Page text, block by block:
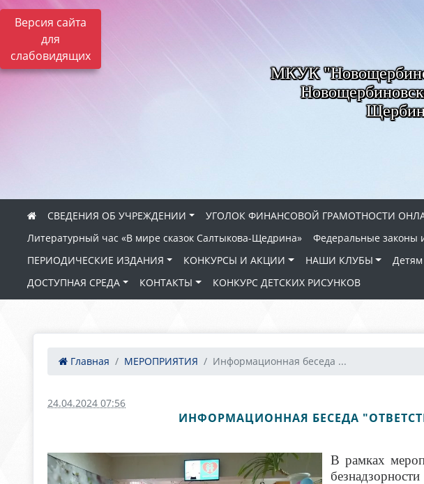
Версия сайта
для
слабовидящих
МКУК
СВЕДЕНИЯ ОБ УЧРЕЖДЕНИИ УГОЛОК ФИНАНСОВОЙ ГРАМОТНОСТИ
Литературный час «В мире сказок Салтыкова-Щедрина»
Федеральные законы
ПЕРИОДИЧЕСКИЕ ИЗДАНИЯ
КОНКУРСЫ И АКЦИИ НАШИ КЛУБЫ Детям
ДОСТУПНАЯ СРЕДА
КОНТАКТЫ КОНКУРС ДЕТСКИХ РИСУНКОВ
Главная МЕРОПРИЯТИЯ Информационная беседа ...
24.04.2024 07:56
ИНФОРМАЦИОННАЯ БЕСЕДА
В рамках